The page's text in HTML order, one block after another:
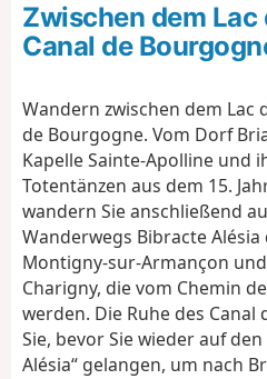
o
Zwischen dem Lac
Canal de
Wandern zwischen dem Lac
de Bourgogne. Vom Dorf
Kapelle Sainte-Apolline und
Totentänzen aus dem 15.
wandern Sie anschließend
Wanderwegs Bibracte
Montigny-sur-Armançon
Charigny, die vom Chemin
werden. Die Ruhe des
Sie, bevor Sie wieder auf
Alésia“ gelangen, um nach